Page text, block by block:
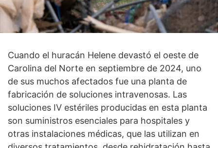
Cuando el huracán Helene devastó el oeste de
Carolina del Norte en septiembre de 2024, uno
de sus muchos afectados fue una planta de
fabricación de soluciones intravenosas. Las
soluciones IV estériles producidas en esta planta
son suministros esenciales para hospitales y
otras instalaciones médicas, que las utilizan en